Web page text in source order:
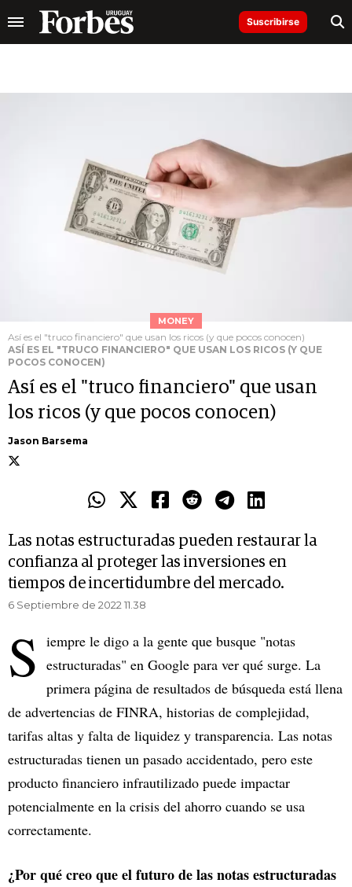
Suscribirse
MONEY
Así es el "truco financiero" que usan los ricos (y que pocos conocen)
ASÍ ES EL "TRUCO FINANCIERO" QUE USAN LOS RICOS (Y QUE
POCOS CONOCEN)
Así es el "truco financiero" que usan
los ricos (y que pocos conocen)
Jason Barsema
Las notas estructuradas pueden restaurar la
confianza al proteger las inversiones en
tiempos de incertidumbre del mercado.
6 Septiembre de 2022 11.38
S iempre le digo a la gente que busque "notas
estructuradas" en Google para ver qué surge. La
primera página de resultados de búsqueda está llena
de advertencias de FINRA, historias de complejidad,
tarifas altas y falta de liquidez y transparencia. Las notas
estructuradas tienen un pasado accidentado, pero este
producto financiero infrautilizado puede impactar
potencialmente en la crisis del ahorro cuando se usa
correctamente.
¿Por qué creo que el futuro de las notas estructuradas